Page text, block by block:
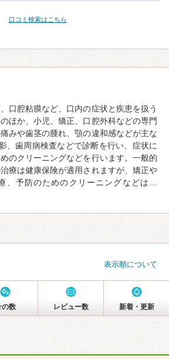
口コミ検索はこちら
口腔粘膜など、口内の症状と疾患を扱う
ほか、小児、矯正、口腔外科などの専門
みや歯茎の腫れ、顎の違和感などが主な
、歯周病検査などで診断を行い、症状に
のクリーニングなどを行います。一般的
療は健康保険が適用されますが、矯正や
、予防のためのクリーニングなどは…
表示順について
数 レビュー数 新着・更新